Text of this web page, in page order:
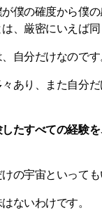
僕の確度から僕
、厳密にいえば
自分だけなのです
あり、また自分
たすべての経験
の宇宙といって
ないわけです。